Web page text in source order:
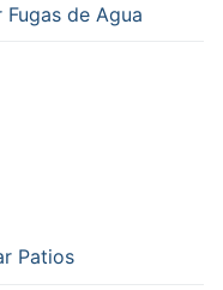
de Agua
Patios